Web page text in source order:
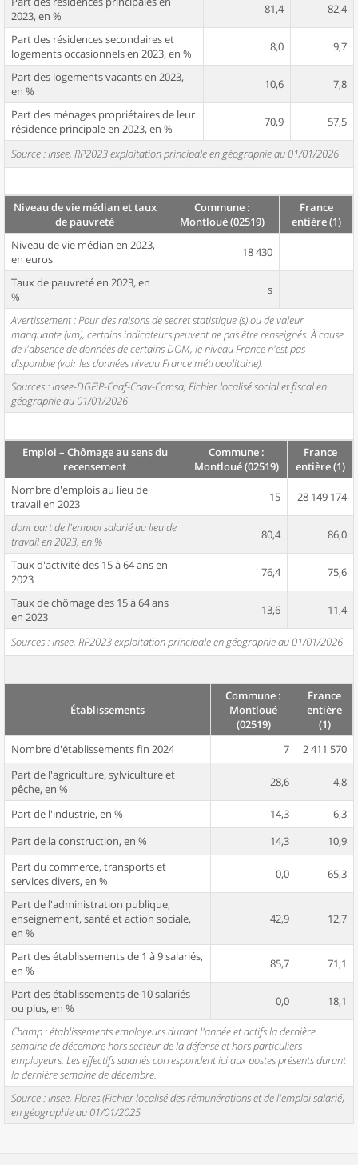
2023, en %
81,4 82,4
Part des résidences secondaires et
logements occasionnels en 2023, en %
8,0 9,7
Part des logements vacants en 2023,
en %
10,6 7,8
Part des ménages propriétaires de leur
résidence principale en 2023, en %
70,9 57,5
Source : Insee, RP2023 exploitation principale en géographie au 01/01/2026
Niveau de vie médian et taux
de pauvreté
Commune :
Montloué (02519)
France
entière (1)
Niveau de vie médian en 2023,
en euros
18 430
Taux de pauvreté en 2023, en
%
s
Avertissement : Pour des raisons de secret statistique (s) ou de valeur
manquante (vm), certains indicateurs peuvent ne pas être renseignés. À cause
de l'absence de données de certains DOM, le niveau France n'est pas
disponible (voir les données niveau France métropolitaine).
Sources : Insee-DGFiP-Cnaf-Cnav-Ccmsa, Fichier localisé social et fiscal en
géographie au 01/01/2026
Emploi – Chômage au sens du
recensement
Commune :
Montloué (02519)
France
entière (1)
Nombre d'emplois au lieu de
travail en 2023
15 28 149 174
dont part de l'emploi salarié au lieu de
travail en 2023, en %
80,4 86,0
Taux d'activité des 15 à 64 ans en
2023
76,4 75,6
Taux de chômage des 15 à 64 ans
en 2023
13,6 11,4
Sources : Insee, RP2023 exploitation principale en géographie au 01/01/2026
Établissements
Commune :
Montloué
(02519)
France
entière
(1)
Nombre d'établissements fin 2024
7
2 411 570
Part de l'agriculture, sylviculture et
pêche, en %
28,6 4,8
Part de l'industrie, en % 14,3
6,3
Part de la construction, en %
14,3
10,9
Part du commerce, transports et
services divers, en %
0,0 65,3
Part de l'administration publique,
enseignement, santé et action sociale,
en %
42,9 12,7
Part des établissements de 1 à 9 salariés,
en %
85,7 71,1
Part des établissements de 10 salariés
ou plus, en %
0,0 18,1
Champ : établissements employeurs durant l'année et actifs la dernière
semaine de décembre hors secteur de la défense et hors particuliers
employeurs. Les effectifs salariés correspondent ici aux postes présents durant
la dernière semaine de décembre.
Source : Insee, Flores (Fichier localisé des rémunérations et de l'emploi salarié)
en géographie au 01/01/2025